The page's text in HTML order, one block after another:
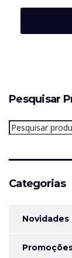
Pesquisar
Pesquisar
por:
Categorias
Novidades